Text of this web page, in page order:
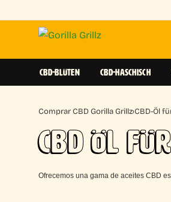
CBD-BLÜTEN CBD-HASCHISCH
Comprar CBD Gorilla Grillz›CBD-Öl
CBD ÖL
Ofrecemos una gama de aceites CBD